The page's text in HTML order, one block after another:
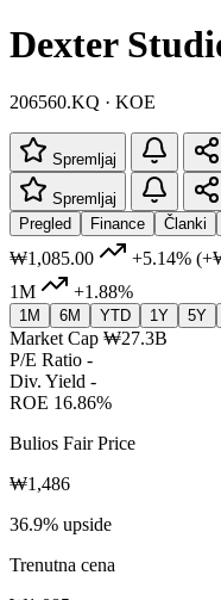
Dexter
206560.KQ · KOE
Spremljaj
Spremljaj
Pregled
Finance Članki
₩1,085.00 +5.14%
1M
+1.88%
1M 6M YTD 1Y 5Y
Market Cap ₩27.3B
P/E Ratio -
Div. Yield -
ROE 16.86%
Bulios Fair Price
₩1,486
36.9% upside
Trenutna cena